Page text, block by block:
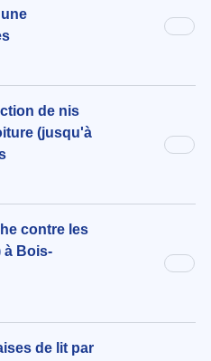
de nis
(jusqu'à
contre les
à Bois-
de lit par